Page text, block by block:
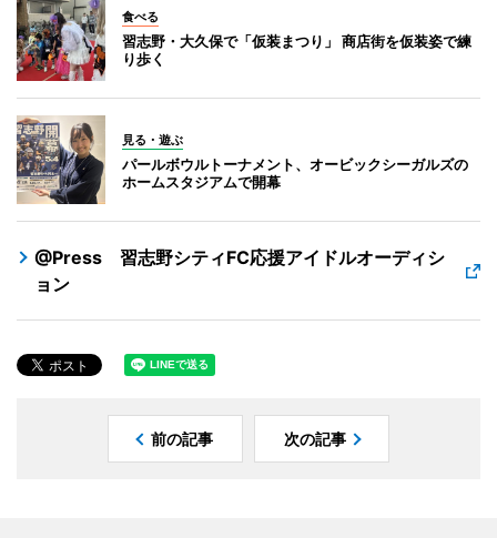
食べる
習志野・大久保で「仮装まつり」 商店街を仮装姿で練
り歩く
見る・遊ぶ
パールボウルトーナメント、オービックシーガルズの
ホームスタジアムで開幕
@Press 習志野シティFC応援アイドルオーディシ
ョン
前の記事 次の記事